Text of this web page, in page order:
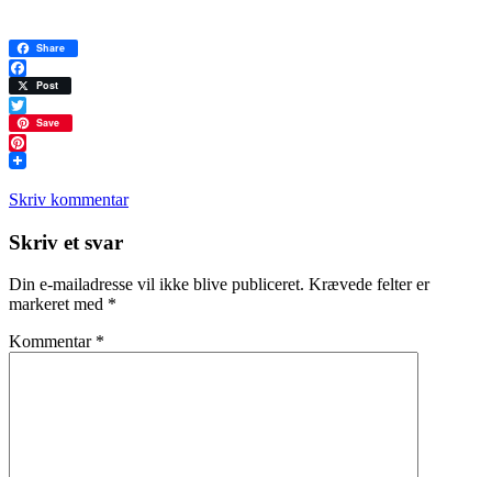
Share
Facebook
Post
Twitter
Save
Pinterest
Skriv kommentar
Læserinteraktioner
Skriv et svar
Din e-mailadresse vil ikke blive publiceret. Krævede felter er
markeret med *
Kommentar *